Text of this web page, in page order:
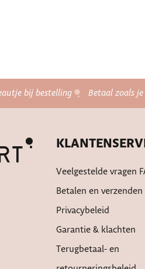
bij bestelling Betaal zoals
Veelgestelde vragen
Betalen en verzenden
Privacybeleid
Garantie & klachten
Terugbetaal- en